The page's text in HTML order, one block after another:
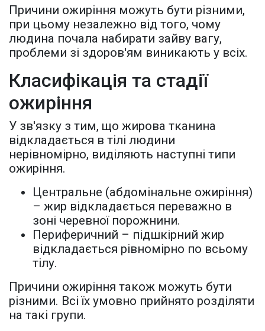
Причини ожиріння можуть бути різними,
при цьому незалежно від того, чому
людина почала набирати зайву вагу,
проблеми зі здоров'ям виникають у всіх.
Класифікація та стадії
ожиріння
У зв'язку з тим, що жирова тканина
відкладається в тілі людини
нерівномірно, виділяють наступні типи
ожиріння.
Центральне (абдомінальне ожиріння)
– жир відкладається переважно в
зоні черевної порожнини.
Периферичний – підшкірний жир
відкладається рівномірно по всьому
тілу.
Причини ожиріння також можуть бути
різними. Всі їх умовно прийнято розділяти
на такі групи.